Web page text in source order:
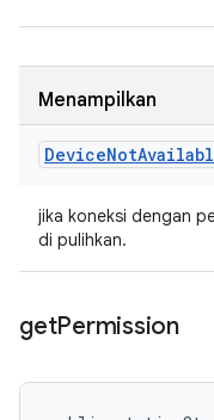
Menampilkan
DeviceNot
jika koneksi dengan
di pulihkan.
getPermission